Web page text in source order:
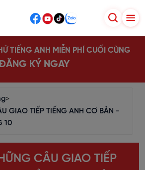
TIẾNG ANH MIỄN PHÍ CUỐI CÙNG
KÝ NGAY
>
GIAO TIẾP TIẾNG ANH CƠ BẢN -
10
CÂU GIAO TIẾP